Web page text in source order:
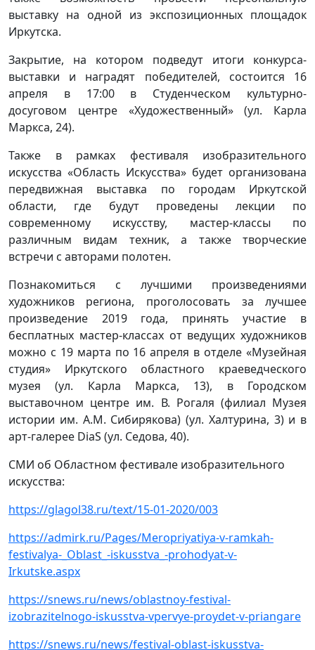
выставку на одной из экспозиционных площадок
Иркутска.
Закрытие, на котором подведут итоги конкурса-
выставки и наградят победителей, состоится 16
апреля в 17:00 в Студенческом культурно-
досуговом центре «Художественный» (ул. Карла
Маркса, 24).
Также в рамках фестиваля изобразительного
искусства «Область Искусства» будет организована
передвижная выставка по городам Иркутской
области, где будут проведены лекции по
современному искусству, мастер-классы по
различным видам техник, а также творческие
встречи с авторами полотен.
Познакомиться с лучшими произведениями
художников региона, проголосовать за лучшее
произведение 2019 года, принять участие в
бесплатных мастер-классах от ведущих художников
можно с 19 марта по 16 апреля в отделе «Музейная
студия» Иркутского областного краеведческого
музея (ул. Карла Маркса, 13), в Городском
выставочном центре им. В. Рогаля (филиал Музея
истории им. А.М. Сибирякова) (ул. Халтурина, 3) и в
арт-галерее DiaS (ул. Седова, 40).
СМИ об Областном фестивале изобразительного
искусства:
https://glagol38.ru/text/15-01-2020/003
https://admirk.ru/Pages/Meropriyatiya-v-ramkah-
festivalya-_Oblast_-iskusstva_-prohodyat-v-
Irkutske.aspx
https://snews.ru/news/oblastnoy-festival-
izobrazitelnogo-iskusstva-vpervye-proydet-v-priangare
https://snews.ru/news/festival-oblast-iskusstva-